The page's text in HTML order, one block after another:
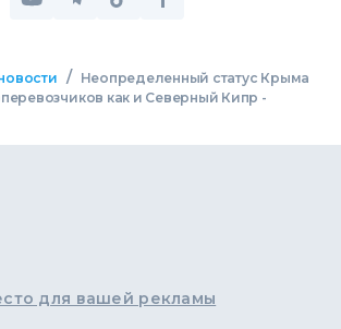
/
Неопределенный статус Крыма
как и Северный Кипр -
для вашей рекламы